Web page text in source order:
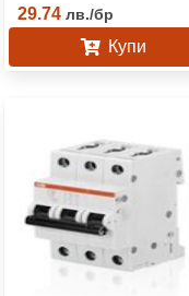
29.74 лв./бр
Купи